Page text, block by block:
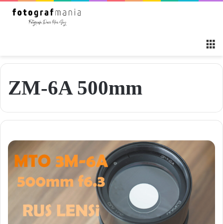
ZM-6A 500mm